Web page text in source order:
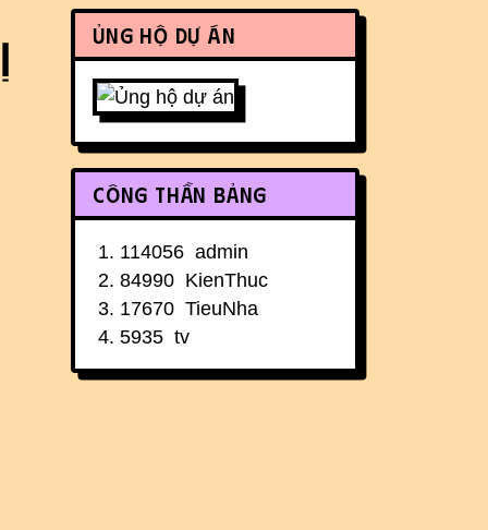
Ủng hộ dự án
Công thần bảng
114056 admin
84990 KienThuc
17670 TieuNha
5935 tv